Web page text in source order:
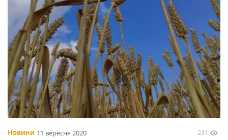
Новини 11 вересня 2020 231